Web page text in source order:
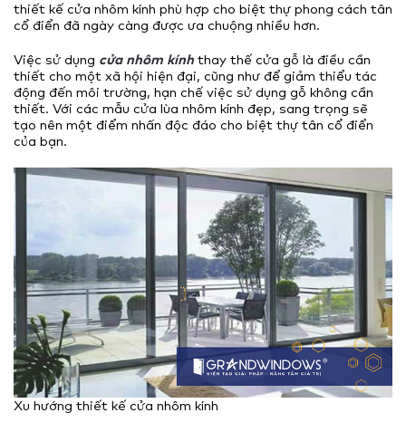
thiết kế cửa nhôm kính phù hợp cho biệt thự phong cách tân
cổ điển đã ngày càng được ưa chuộng nhiều hơn.
Việc sử dụng cửa nhôm kínhthay thế cửa gỗ là điều cần
thiết cho một xã hội hiện đại, cũng như để giảm thiểu tác
động đến môi trường, hạn chế việc sử dụng gỗ không cần
thiết. Với các mẫu cửa lùa nhôm kính đẹp, sang trọng sẽ
tạo nên một điểm nhấn độc đáo cho biệt thự tân cổ điển
của bạn.
Xu hướng thiết kế cửa nhôm kính